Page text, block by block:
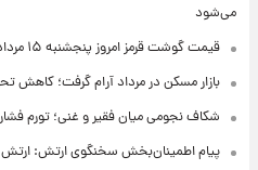
می‌شود
قیمت گوشت قرمز امروز پنجشنبه ۱۵ مرداد ۱۴۰۵ +جدول
بازار مسکن در مرداد آرام گرفت؛ کاهش
شکاف نجومی میان فقیر و غنی؛ تورم
پیام اطمینان‌بخش سخنگوی ارتش: ارتش